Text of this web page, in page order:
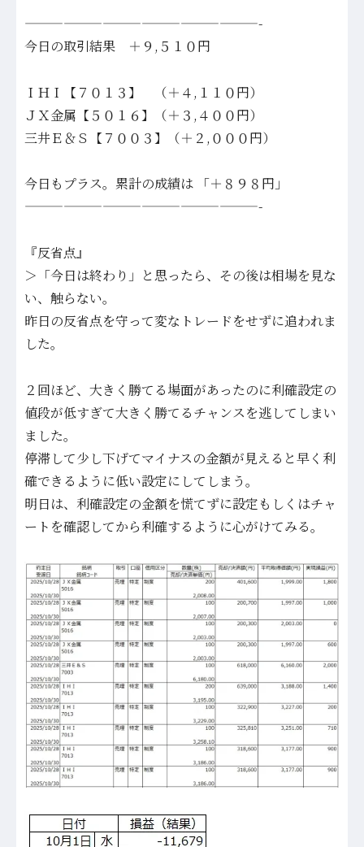
——————————————————-
今日の取引結果 ＋９,５１０円
ＩＨＩ【７０１３】 （＋４,１１０円）
ＪＸ金属【５０１６】（＋３,４００円）
三井Ｅ＆Ｓ【７００３】（＋２,０００円）
今日もプラス。累計の成績は 「＋８９８円」
——————————————————-
『反省点』
＞「今日は終わり」と思ったら、その後は相場を見な
い、触らない。
昨日の反省点を守って変なトレードをせずに追われま
した。
２回ほど、大きく勝てる場面があったのに利確設定の
値段が低すぎて大きく勝てるチャンスを逃してしまい
ました。
停滞して少し下げてマイナスの金額が見えると早く利
確できるように低い設定にしてしまう。
明日は、利確設定の金額を慌てずに設定もしくはチャ
ートを確認してから利確するように心がけてみる。